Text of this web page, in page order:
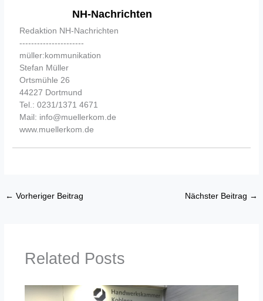
NH-Nachrichten
Redaktion NH-Nachrichten
----------------------
müller:kommunikation
Stefan Müller
Ortsmühle 26
44227 Dortmund
Tel.: 0231/1371 4671
Mail: info@muellerkom.de
www.muellerkom.de
← Vorheriger Beitrag Nächster Beitrag →
Related Posts